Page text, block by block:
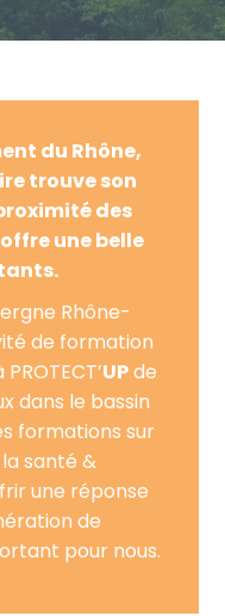
du Rhône,
trouve son
des
une belle
Rhône-
de formation
UPde
dans le bassin
formations sur
santé &
une réponse
de
pour nous.